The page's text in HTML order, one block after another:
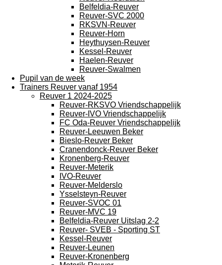
Belfeldia-Reuver
Reuver-SVC 2000
RKSVN-Reuver
Reuver-Horn
Heythuysen-Reuver
Kessel-Reuver
Haelen-Reuver
Reuver-Swalmen
Pupil van de week
Trainers Reuver vanaf 1954
Reuver 1 2024-2025
Reuver-RKSVO Vriendschappelijk
Reuver-IVO Vriendschappelijk
FC Oda-Reuver Vriendschappelijk
Reuver-Leeuwen Beker
Bieslo-Reuver Beker
Cranendonck-Reuver Beker
Kronenberg-Reuver
Reuver-Meterik
IVO-Reuver
Reuver-Melderslo
Ysselsteyn-Reuver
Reuver-SVOC 01
Reuver-MVC 19
Belfeldia-Reuver Uitslag 2-2
Reuver- SVEB - Sporting ST
Kessel-Reuver
Reuver-Leunen
Reuver-Kronenberg